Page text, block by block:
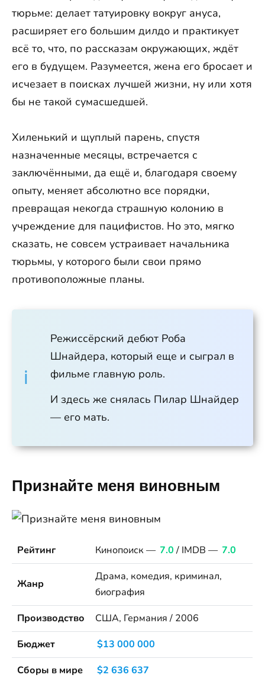
тюрьме: делает татуировку вокруг ануса,
расширяет его большим дилдо и практикует
всё то, что, по рассказам окружающих, ждёт
его в будущем. Разумеется, жена его бросает и
исчезает в поисках лучшей жизни, ну или хотя
бы не такой сумасшедшей.
Хиленький и щуплый парень, спустя
назначенные месяцы, встречается с
заключёнными, да ещё и, благодаря своему
опыту, меняет абсолютно все порядки,
превращая некогда страшную колонию в
учреждение для пацифистов. Но это, мягко
сказать, не совсем устраивает начальника
тюрьмы, у которого были свои прямо
противоположные планы.
Режиссёрский дебют Роба
Шнайдера, который еще и сыграл в
фильме главную роль.
И здесь же снялась Пилар Шнайдер
— его мать.
Признайте меня виновным
Рейтинг Кинопоиск — 7.0 / IMDB — 7.0
Жанр
Драма, комедия, криминал,
биография
Производство
США, Германия / 2006
Бюджет
$13 000 000
Сборы в мире
$2 636 637